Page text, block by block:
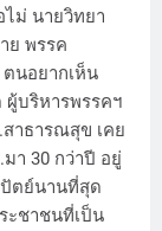
ม่ นายวิทยา
ย พรรค
นอยากเห็น
บริหารพรรคฯ
าธารณสุข เคย
า 30 กว่าปี อยู่
ตย์นานที่สุด
ะชาชนที่เป็น